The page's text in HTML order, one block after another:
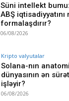
Süni intellekt
ABŞ
formalaşdırır?
06/08/2026
Kripto valyutalar
Solana-nın
dünyasının ən
işləyir?
06/08/2026